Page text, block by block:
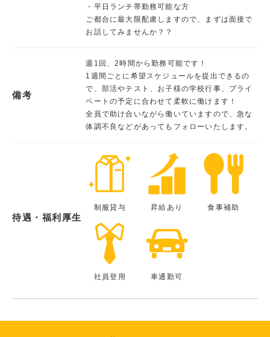
・平日ランチ帯勤務可能な方
ご都合に最大限配慮しますので、まずは面接で
お話してみませんか？？
備考
週1回、2時間から勤務可能です！
1週間ごとに希望スケジュールを提出できるの
で、部活やテスト、お子様の学校行事、プライ
ベートの予定に合わせて柔軟に働けます！
全員で助け合いながら働いていますので、急な
体調不良などがあってもフォローいたします。
待遇・福利厚生
制服貸与 昇給あり 食事補助
社員登用 車通勤可